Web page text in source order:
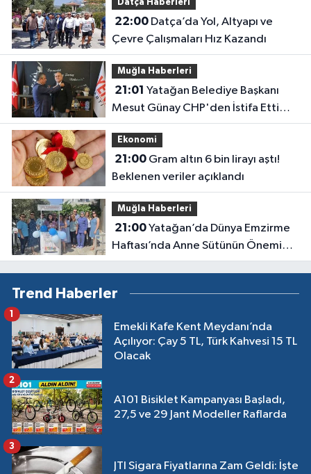
Datça Haberleri
22:00Datça’da Yol, Altyapı ve
Çevre Çalışmaları Hız Kazandı
Muğla Haberleri
21:01
Mesut Günay CHP'den İstifa Etti
Yeni Parti'ye Katıldı
Ekonomi
21:00Gram altın 6 bin lirayı aştı!
Beklenen veriler açıklandı
Muğla Haberleri
21:00Yatağan’da Dünya Emzirme
Haftası’nda Anne Sütünün Önemi
Anlatıldı
Trend Haberler
Emekli Kafe Kent Meydanı’nda
Açılıyor: Çay 5 TL, Türk Kahvesi 15 TL
Olacak
1
A101 Bisiklet Kampanyası Başladı,
27,5 ve 29 Jant Modeller Raflarda
2
JTI Sigara Fiyatlarına Zam Geldi: İşte
3